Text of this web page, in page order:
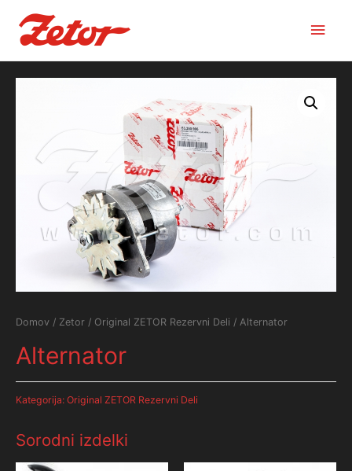
Main
Domov / Zetor / Original ZETOR Rezervni Deli / Alternator
Alternator
Kategorija: Original ZETOR Rezervni Deli
Sorodni izdelki